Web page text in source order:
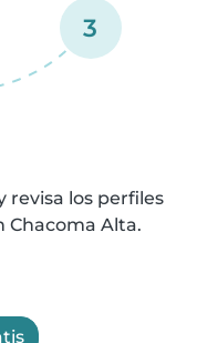
3
revisa los perfiles
Chacoma Alta.